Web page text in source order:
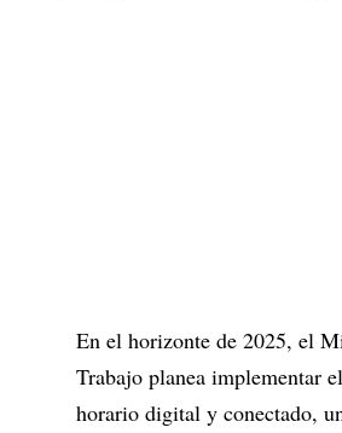
​En el horizonte de 2025, el
Trabajo planea implementar
horario digital y conectado,